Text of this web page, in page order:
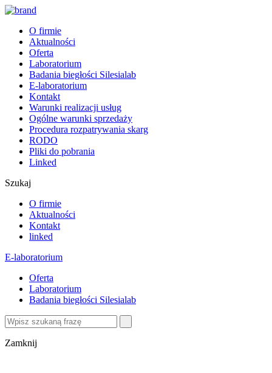
O firmie
Aktualności
Oferta
Laboratorium
Badania biegłości Silesialab
E-laboratorium
Kontakt
Warunki realizacji usług
Ogólne warunki sprzedaży
Procedura rozpatrywania skarg
RODO
Pliki do pobrania
Linked
Szukaj
O firmie
Aktualności
Kontakt
linked
E-laboratorium
Oferta
Laboratorium
Badania biegłości Silesialab
Zamknij